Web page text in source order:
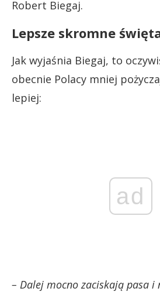
Robert Biegaj.
Lepsze skromne
Jak wyjaśnia Biegaj, to
obecnie Polacy mniej
lepiej:
ad
– Dalej mocno zaciskają pasa i